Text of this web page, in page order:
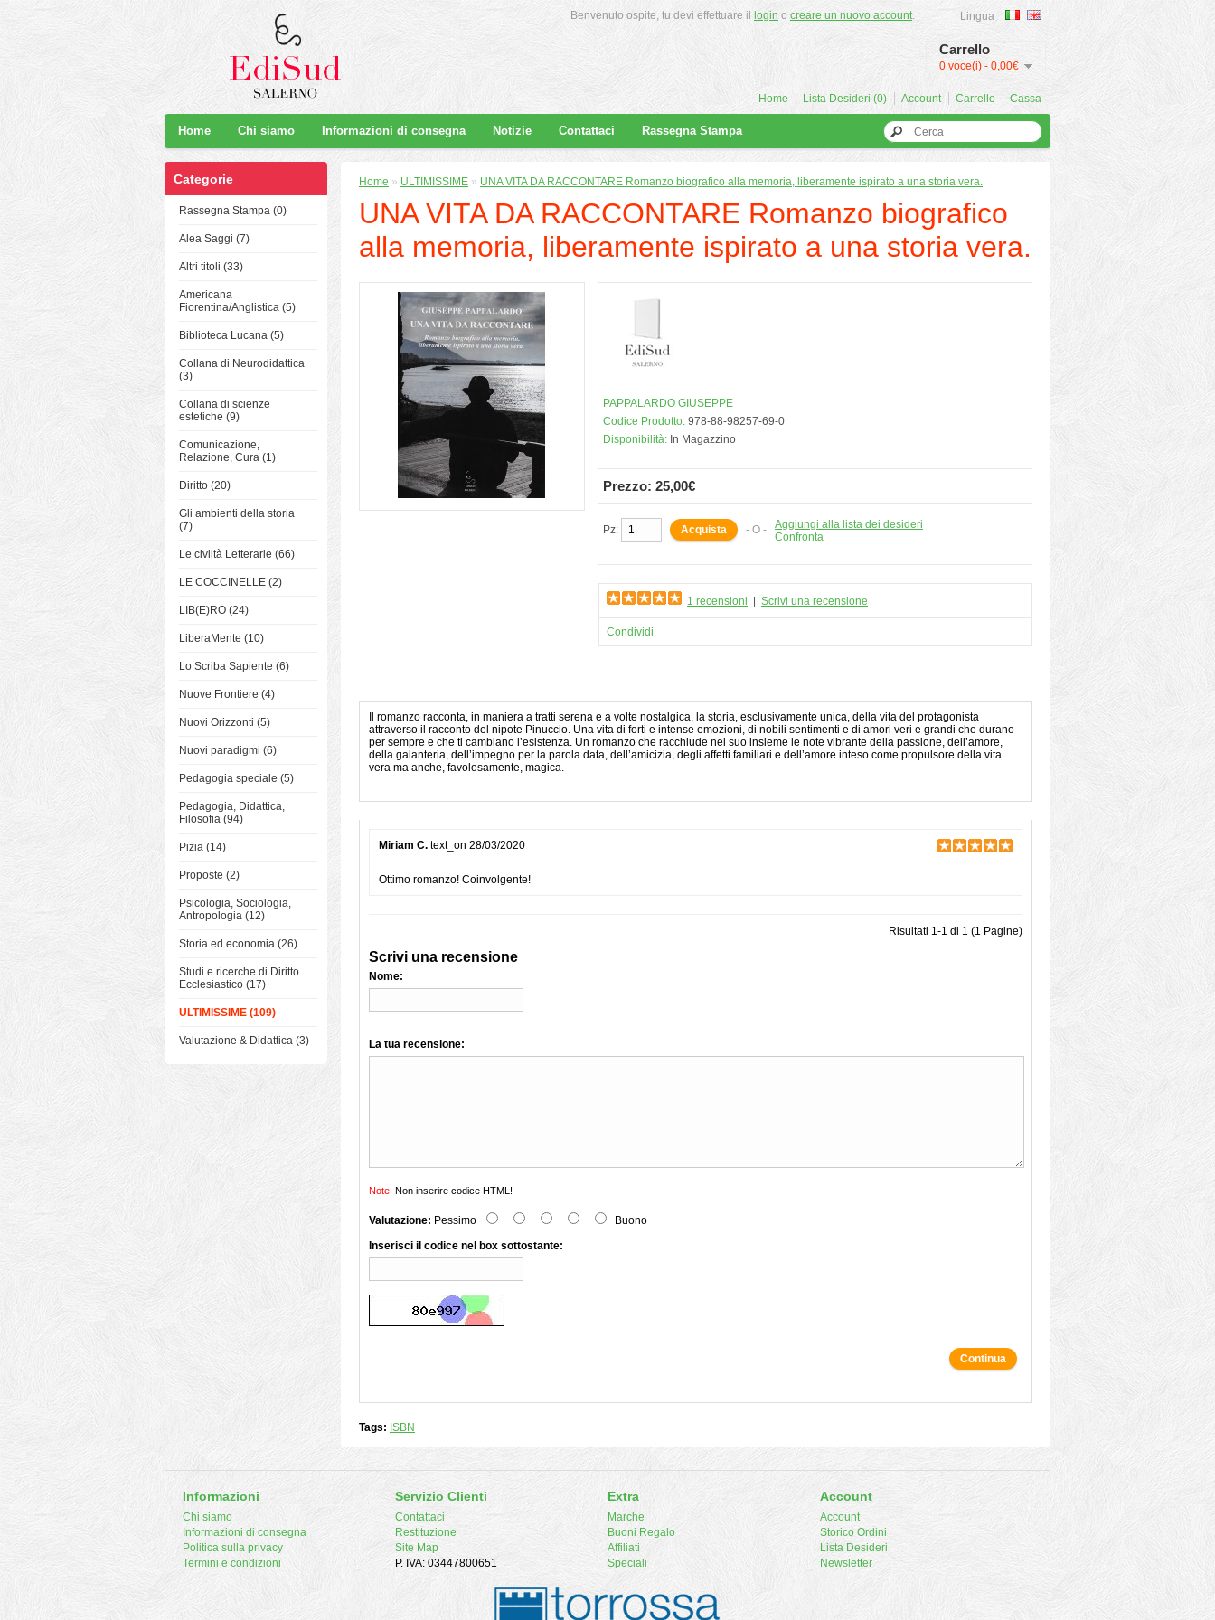
Lingua
Carrello
0 voce(i) - 0,00€
Benvenuto ospite, tu devi effettuare il login o creare un nuovo account.
Home Lista Desideri (0) Account Carrello Cassa
Home Chi siamo Informazioni di consegna Notizie Contattaci Rassegna Stampa
Categorie
Rassegna Stampa (0)
Alea Saggi (7)
Altri titoli (33)
Americana
Fiorentina/Anglistica (5)
Biblioteca Lucana (5)
Collana di Neurodidattica
(3)
Collana di scienze
estetiche (9)
Comunicazione,
Relazione, Cura (1)
Diritto (20)
Gli ambienti della storia
(7)
Le civiltà Letterarie (66)
LE COCCINELLE (2)
LIB(E)RO (24)
LiberaMente (10)
Lo Scriba Sapiente (6)
Nuove Frontiere (4)
Nuovi Orizzonti (5)
Nuovi paradigmi (6)
Pedagogia speciale (5)
Pedagogia, Didattica,
Filosofia (94)
Pizia (14)
Proposte (2)
Psicologia, Sociologia,
Antropologia (12)
Storia ed economia (26)
Studi e ricerche di Diritto
Ecclesiastico (17)
ULTIMISSIME (109)
Valutazione & Didattica (3)
Home » ULTIMISSIME » UNA VITA DA RACCONTARE Romanzo biografico alla memoria, liberamente ispirato a una storia vera.
UNA VITA DA RACCONTARE Romanzo biografico
alla memoria, liberamente ispirato a una storia vera.
PAPPALARDO GIUSEPPE
Codice Prodotto: 978-88-98257-69-0
Disponibilità: In Magazzino
Prezzo: 25,00€
Pz: - O -
Aggiungi alla lista dei desideri
Confronta
1 recensioni Scrivi una recensione
Condividi
Il romanzo racconta, in maniera a tratti serena e a volte nostalgica, la storia, esclusivamente unica, della vita del protagonista
attraverso il racconto del nipote Pinuccio. Una vita di forti e intense emozioni, di nobili sentimenti e di amori veri e grandi che durano
per sempre e che ti cambiano l’esistenza. Un romanzo che racchiude nel suo insieme le note vibrante della passione, dell’amore,
della galanteria, dell’impegno per la parola data, dell’amicizia, degli affetti familiari e dell’amore inteso come propulsore della vita
vera ma anche, favolosamente, magica.
Miriam C. text_on 28/03/2020
Ottimo romanzo! Coinvolgente!
Risultati 1-1 di 1 (1 Pagine)
Scrivi una recensione
Nome:
La tua recensione:
Note: Non inserire codice HTML!
Valutazione: Pessimo
Buono
Inserisci il codice nel box sottostante:
Continua
Tags: ISBN
Informazioni
Chi siamo
Informazioni di consegna
Politica sulla privacy
Termini e condizioni
Servizio Clienti
Contattaci
Restituzione
Site Map
P. IVA: 03447800651
Extra
Marche
Buoni Regalo
Affiliati
Speciali
Account
Account
Storico Ordini
Lista Desideri
Newsletter